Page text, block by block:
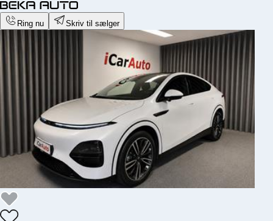
Ring nu Skriv til sælger